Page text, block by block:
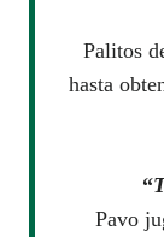
Palitos
hasta
“
Pavo